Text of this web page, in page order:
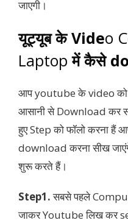
जाएगी।
यूट्यूब केVideo
Laptopमें कैसे
आप youtube के video
आसानी से Download कर
हुए Step को फॉलो करना हैं
download करना सीख
शुरू करते हैं।
Step1.सबसे पहले
जाकर Youtube लिख कर